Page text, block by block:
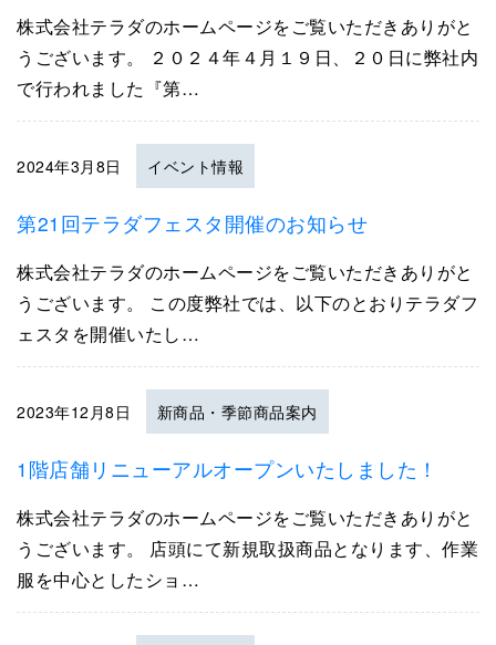
株式会社テラダのホームページをご覧いただきありがと
うございます。 ２０２４年４月１９日、２０日に弊社内
で行われました『第…
2024年3月8日 イベント情報
第21回テラダフェスタ開催のお知らせ
株式会社テラダのホームページをご覧いただきありがと
うございます。 この度弊社では、以下のとおりテラダフ
ェスタを開催いたし…
2023年12月8日 新商品・季節商品案内
1階店舗リニューアルオープンいたしました！
株式会社テラダのホームページをご覧いただきありがと
うございます。 店頭にて新規取扱商品となります、作業
服を中心としたショ…